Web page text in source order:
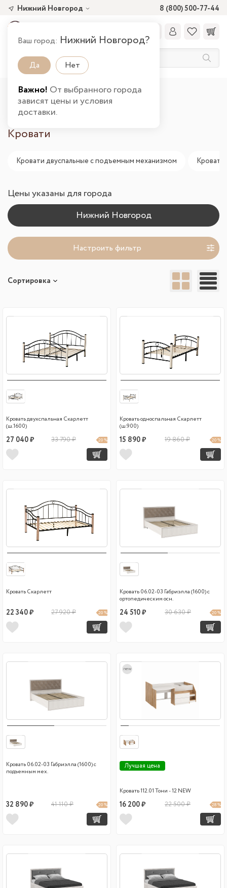
8 (800) 500-77-44
Нижний Новгород
Ваш город: Нижний Новгород?
Да Нет
Важно! От выбранного города
зависят цены и условия
доставки.
Главная Каталог товаров
Спальня
Кровати в Нижнем Новгороде
Кровати
Кровати двуспальные с подъемным механизмом
Цены указаны для города
Настроить фильтр
Сортировка
Кровать двухспальная Скарлетт
(ш.1600)
27 040 ₽ 33 790 ₽ 20 %
Кровать односпальная Скарлетт
(ш.900)
15 890 ₽ 19 860 ₽ 20 %
Кровать Скарлетт
22 340 ₽ 27 920 ₽ 20 %
Кровать 06.02-03 Габриэлла (1600) с
ортопедическим осн.
24 510 ₽ 30 630 ₽ 20 %
Кровать 06.02-03 Габриэлла (1600) с
подъемным мех.
32 890 ₽ 41 110 ₽ 20 %
new
Лучшая цена
Кровать 112.01 Тони - 12 NEW
16 200 ₽ 22 500 ₽ 28 %